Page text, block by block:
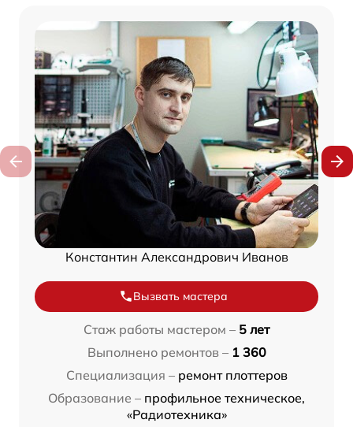
Константин Александрович Иванов
Вызвать мастера
Стаж работы мастером – 5 лет
Выполнено ремонтов – 1 360
Специализация – ремонт плоттеров
Образование – профильное техническое,
«Радиотехника»